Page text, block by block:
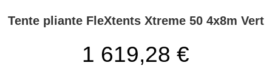
Tente pliante FleXtents Xtreme 50 4x8m Vert
1 619,28 €